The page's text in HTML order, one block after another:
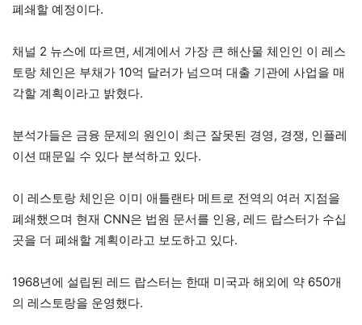
폐쇄할 예정이다.
채널 2 뉴스에 따르면, 세계에서 가장 큰 해산물 체인인 이 레스
토랑 체인은 부채가 10억 달러가 넘으며 대출 기관에 사업을 매
각할 계획이라고 밝혔다.
분석가들은 금융 문제의 원인이 최근 잘못된 경영, 경쟁, 인플레
이션 때문일 수 있다 분석하고 있다.
이 레스토랑 체인은 이미 애틀랜타 메트로 전역의 여러 지점을
폐쇄했으며 현재 CNN은 법원 문서를 인용, 레드 랍스터가 수십
곳을 더 폐쇄할 계획이라고 보도하고 있다.
1968년에 설립된 레드 랍스터는 한때 미국과 해외에 약 650개
의 레스토랑을 운영했다.